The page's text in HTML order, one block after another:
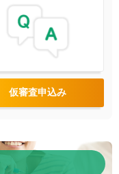
仮審査申込み